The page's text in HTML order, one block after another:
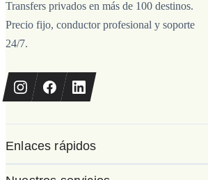
Transfers privados en más de 100 destinos.
Precio fijo, conductor profesional y soporte
24/7.
Enlaces rápidos